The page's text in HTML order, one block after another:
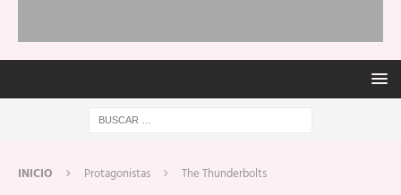
INICIO Protagonistas The Thunderbolts